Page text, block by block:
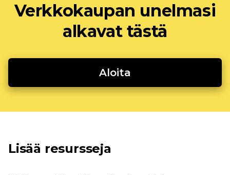
Verkkokaupan unelmasi
alkavat tästä
Aloita
Lisää resursseja